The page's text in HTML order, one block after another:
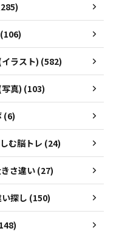
ラスト) (582)
真) (103)
(6)
む脳トレ (24)
さ違い (27)
探し (150)